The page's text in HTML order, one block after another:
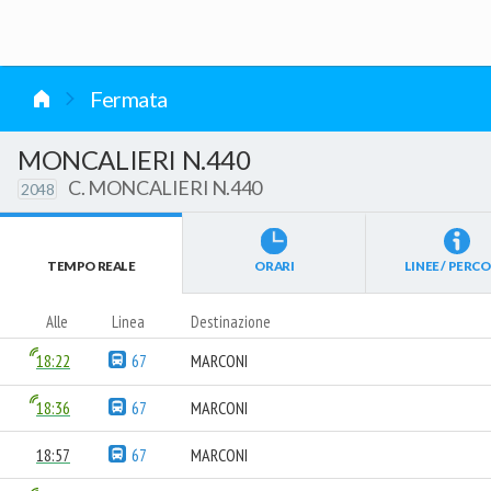
Fermata
MONCALIERI N.440
2048 C. MONCALIERI N.440
TEMPO REALE ORARI LINEE /
Alle Linea Destinazione
18:22 67 MARCONI
18:36 67 MARCONI
18:57 67 MARCONI